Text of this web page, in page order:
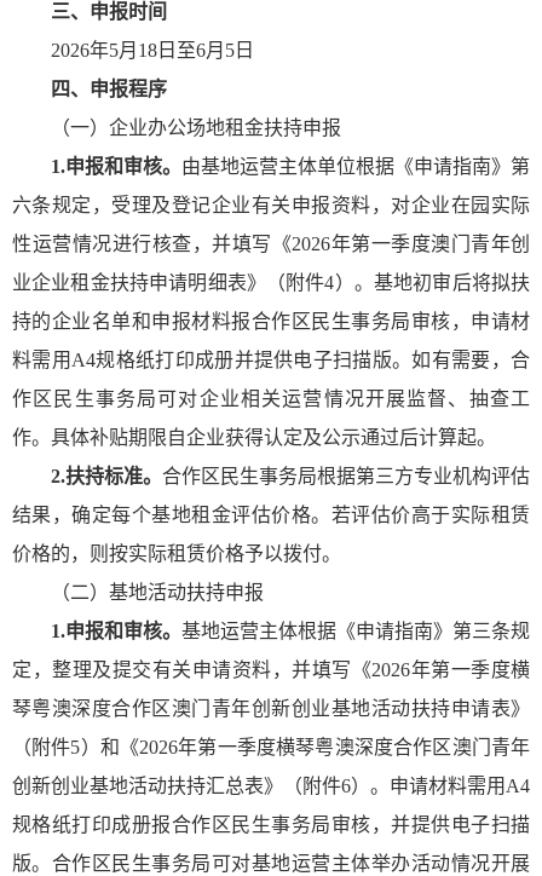
三、申报时间
2026年5月18日至6月5日
四、申报程序
（一）企业办公场地租金扶持申报
1.申报和审核。 由基地运营主体单位根据《申请指南》第
六条规定，受理及登记企业有关申报资料，对企业在园实际
性运营情况进行核查，并填写《2026年第一季度澳门青年创
业企业租金扶持申请明细表》（附件4）。基地初审后将拟扶
持的企业名单和申报材料报合作区民生事务局审核，申请材
料需用A4规格纸打印成册并提供电子扫描版。如有需要，合
作区民生事务局可对企业相关运营情况开展监督、抽查工
作。具体补贴期限自企业获得认定及公示通过后计算起。
2.扶持标准。 合作区民生事务局根据第三方专业机构评估
结果，确定每个基地租金评估价格。若评估价高于实际租赁
价格的，则按实际租赁价格予以拨付。
（二）基地活动扶持申报
1.申报和审核。 基地运营主体根据《申请指南》第三条规
定，整理及提交有关申请资料，并填写《2026年第一季度横
琴粤澳深度合作区澳门青年创新创业基地活动扶持申请表》
（附件5）和《2026年第一季度横琴粤澳深度合作区澳门青年
创新创业基地活动扶持汇总表》（附件6）。申请材料需用A4
规格纸打印成册报合作区民生事务局审核，并提供电子扫描
版。合作区民生事务局可对基地运营主体举办活动情况开展